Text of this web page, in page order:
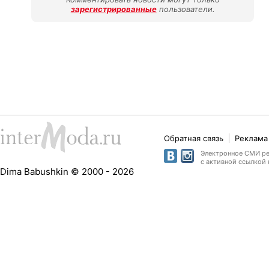
зарегистрированныепользователи.
Dima Babushkin © 2000 - 2026
Обратная связь
Электронное СМИ
с активной ссылкой